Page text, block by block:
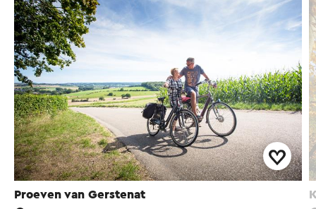
Proeven van Gerstenat